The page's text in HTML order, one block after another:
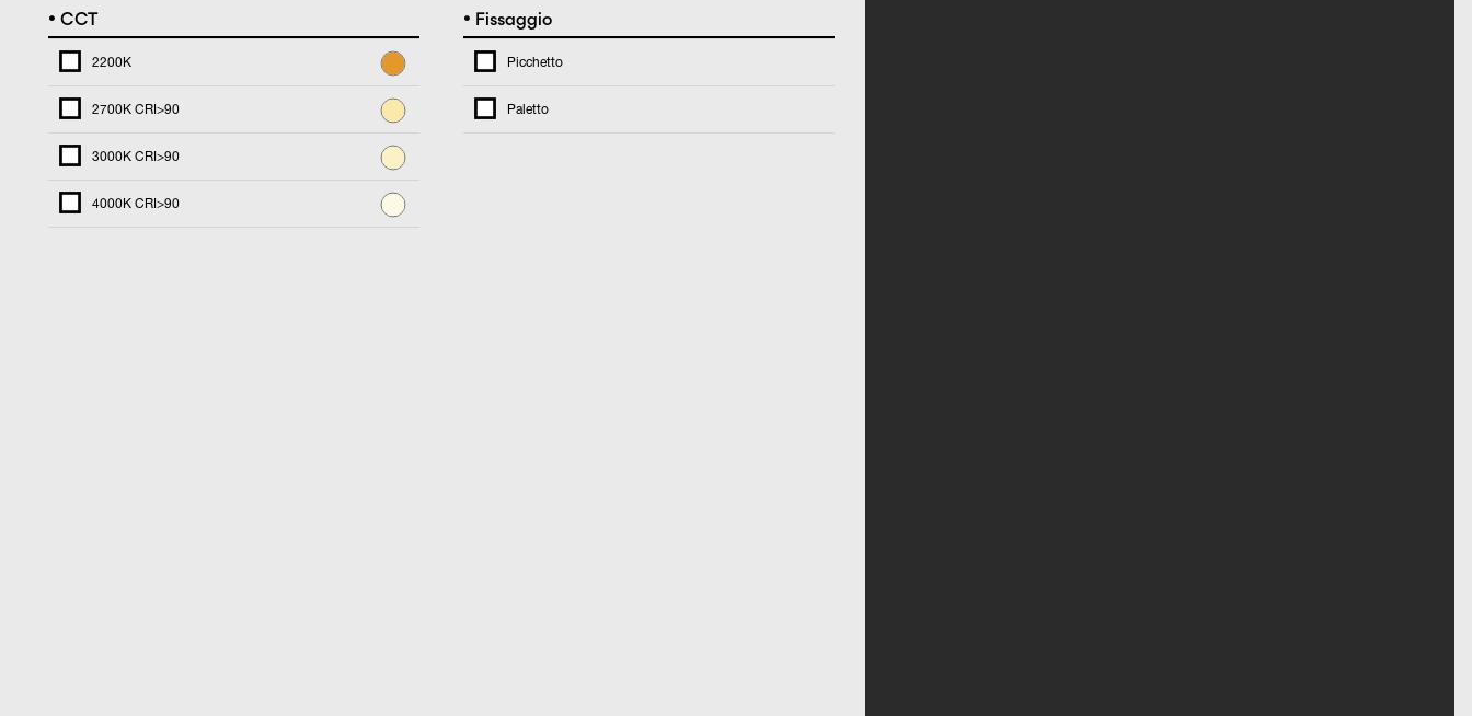
• CCT
2200K
2700K CRI>90
3000K CRI>90
4000K CRI>90
• Fissaggio
Picchetto
Paletto